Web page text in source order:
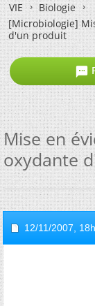
VIE
Biologie
[Microbiologie]
d'un produit

Mise en
oxydante
12/11/2007,